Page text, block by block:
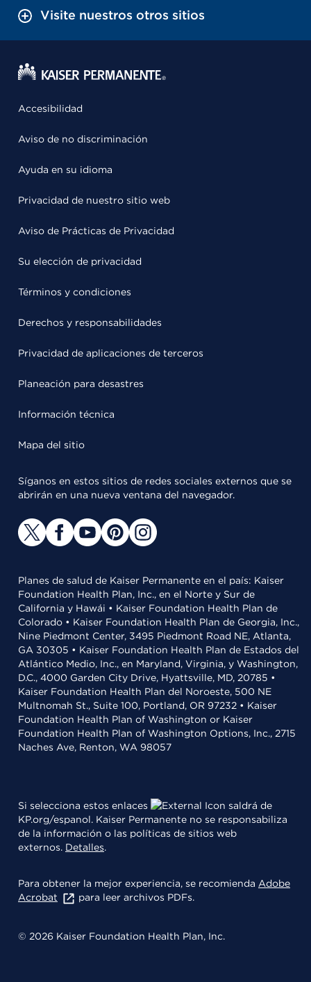
Visite nuestros otros sitios
Accesibilidad
Aviso de no discriminación
Ayuda en su idioma
Privacidad de nuestro sitio web
Aviso de Prácticas de Privacidad
Su elección de privacidad
Términos y condiciones
Derechos y responsabilidades
Privacidad de aplicaciones de terceros
Planeación para desastres
Información técnica
Mapa del sitio
Síganos en estos sitios de redes sociales externos que se
abrirán en una nueva ventana del navegador.
Planes de salud de Kaiser Permanente en el país: Kaiser
Foundation Health Plan, Inc., en el Norte y Sur de
California y Hawái • Kaiser Foundation Health Plan de
Colorado • Kaiser Foundation Health Plan de Georgia, Inc.,
Nine Piedmont Center, 3495 Piedmont Road NE, Atlanta,
GA 30305 • Kaiser Foundation Health Plan de Estados del
Atlántico Medio, Inc., en Maryland, Virginia, y Washington,
D.C., 4000 Garden City Drive, Hyattsville, MD, 20785 •
Kaiser Foundation Health Plan del Noroeste, 500 NE
Multnomah St., Suite 100, Portland, OR 97232 • Kaiser
Foundation Health Plan of Washington or Kaiser
Foundation Health Plan of Washington Options, Inc., 2715
Naches Ave, Renton, WA 98057
Si selecciona estos enlaces
saldrá de
KP.org/espanol. Kaiser Permanente no se responsabiliza
de la información o las políticas de sitios web
externos. Detalles.
Para obtener la mejor experiencia, se recomienda Adobe
Acrobat
para leer archivos PDFs.
© 2026 Kaiser Foundation Health Plan, Inc.